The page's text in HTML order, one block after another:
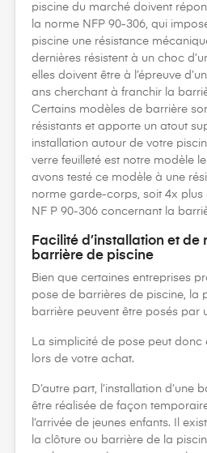
piscine du marché doivent
la norme NFP 90-306, qui
piscine une résistance
dernières résistent à un choc
elles doivent être à l’épreuve
ans cherchant à franchir la
Certains modèles de barrière
résistants et apporte un atout
installation autour de votre
verre feuilleté est notre modèle
avons testé ce modèle à une
norme garde-corps, soit 4x plus
NF P 90-306 concernant la
Facilité d’installation et de
barrière de piscine
Bien que certaines entreprises
pose de barrières de piscine, la
barrière peuvent être posés par
La simplicité de pose peut
lors de votre achat.
D’autre part, l’installation d’une
être réalisée de façon
l’arrivée de jeunes enfants. Il
la clôture ou barrière de la